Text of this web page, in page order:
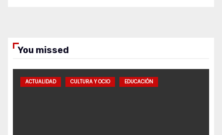
You missed
ACTUALIDAD CULTURA Y OCIO EDUCACIÓN